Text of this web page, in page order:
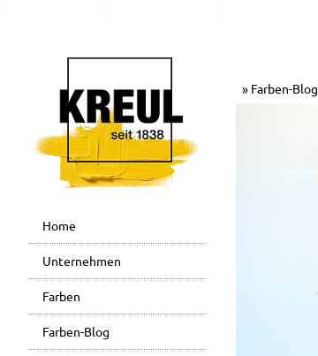
Home
Unternehmen
Farben
Farben-Blog
Farben-Blog